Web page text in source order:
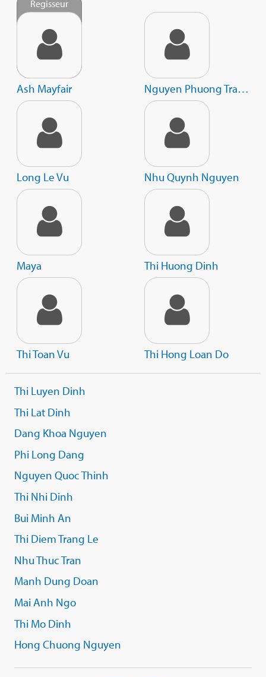
Regisseur
Ash Mayfair Nguyen Phuong Tra My
Long Le Vu Nhu Quynh Nguyen
Maya Thi Huong Dinh
Thi Toan Vu Thi Hong Loan Do
Thi Luyen Dinh
Thi Lat Dinh
Dang Khoa Nguyen
Phi Long Dang
Nguyen Quoc Thinh
Thi Nhi Dinh
Bui Minh An
Thi Diem Trang Le
Nhu Thuc Tran
Manh Dung Doan
Mai Anh Ngo
Thi Mo Dinh
Hong Chuong Nguyen